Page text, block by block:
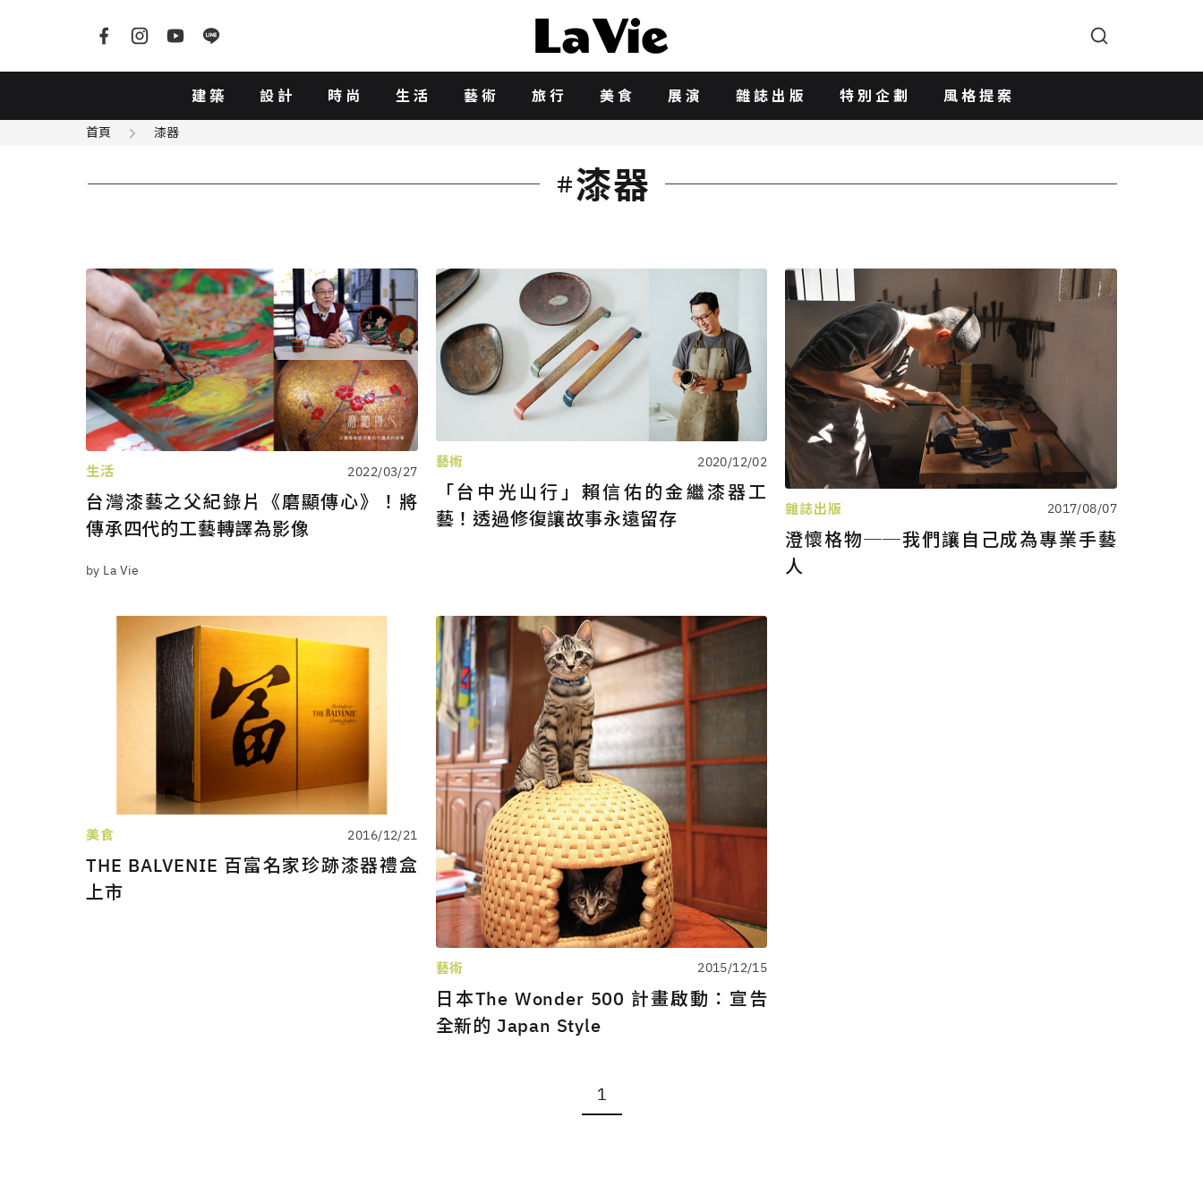
建築 設計 時尚 生活 藝術 旅行 美食 展演 雜誌出版 特別企劃 風格提案
首頁 漆器
漆器
生活 2022/03/27
台灣漆藝之父紀錄片《磨顯傳心》！將
傳承四代的工藝轉譯為影像
by La Vie
藝術 2020/12/02
「台中光山行」賴信佑的金繼漆器工
藝！透過修復讓故事永遠留存
雜誌出版 2017/08/07
澄懷格物──我們讓自己成為專業手藝
人
美食 2016/12/21
THE BALVENIE 百富名家珍跡漆器禮盒
上市
藝術 2015/12/15
日本The Wonder 500 計畫啟動：宣告
全新的 Japan Style
1